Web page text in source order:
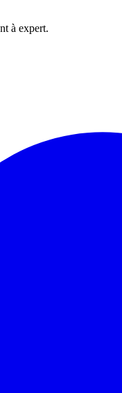
à expert.